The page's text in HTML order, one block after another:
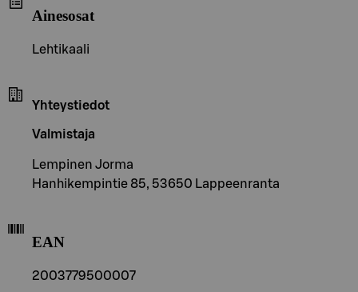
Ainesosat
Lehtikaali
Yhteystiedot
Valmistaja
Lempinen Jorma
Hanhikempintie 85, 53650 Lappeenranta
EAN
2003779500007